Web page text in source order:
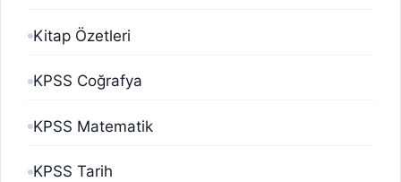
Kitap Özetleri
KPSS Coğrafya
KPSS Matematik
KPSS Tarih